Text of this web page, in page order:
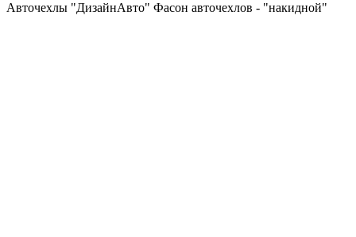
Авточехлы "ДизайнАвто" Фасон авточехлов - "накидной"